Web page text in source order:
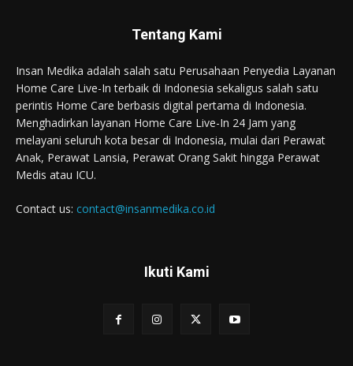
Tentang Kami
Insan Medika adalah salah satu Perusahaan Penyedia Layanan
Home Care Live-In terbaik di Indonesia sekaligus salah satu
perintis Home Care berbasis digital pertama di Indonesia.
Menghadirkan layanan Home Care Live-In 24 Jam yang
melayani seluruh kota besar di Indonesia, mulai dari Perawat
Anak, Perawat Lansia, Perawat Orang Sakit hingga Perawat
Medis atau ICU.
Contact us: contact@insanmedika.co.id
Ikuti Kami